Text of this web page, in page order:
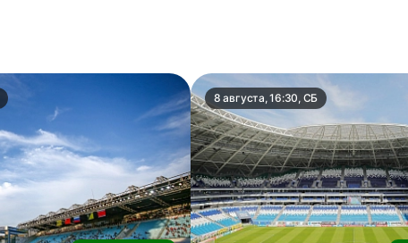
8 августа, 16:30, СБ